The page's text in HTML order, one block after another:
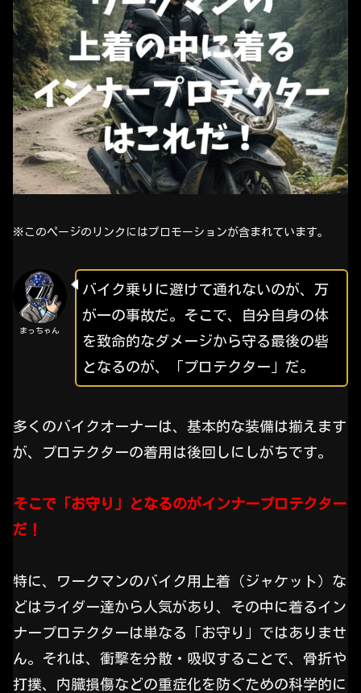
※このページのリンクにはプロモーションが含まれています。
まっちゃん
バイク乗りに避けて通れないのが、万
が一の事故だ。そこで、自分自身の体
を致命的なダメージから守る最後の砦
となるのが、「プロテクター」だ。
多くのバイクオーナーは、基本的な装備は揃えます
が、プロテクターの着用は後回しにしがちです。
そこで「お守り」となるのがインナープロテクター
だ！
特に、ワークマンのバイク用上着（ジャケット）な
どはライダー達から人気があり、その中に着るイン
ナープロテクターは単なる「お守り」ではありませ
ん。それは、衝撃を分散・吸収することで、骨折や
打撲、内臓損傷などの重症化を防ぐための科学的に